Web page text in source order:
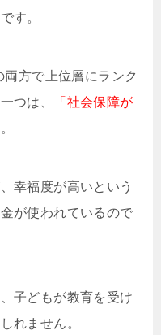
す。
方で上位層にランク
つは、
「社会保障が
幸福度が高いという
が使われているので
子どもが教育を受け
れません。